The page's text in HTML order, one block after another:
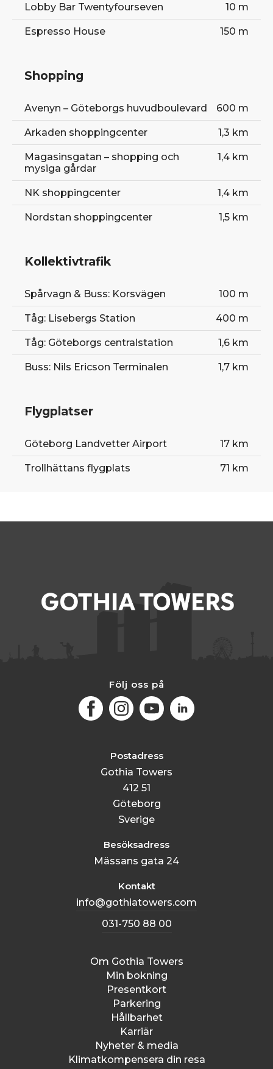
Lobby Bar Twentyfourseven 10 m
Espresso House 150 m
Shopping
Avenyn – Göteborgs huvudboulevard 600 m
Arkaden shoppingcenter 1,3 km
Magasinsgatan – shopping och
mysiga gårdar
1,4 km
NK shoppingcenter 1,4 km
Nordstan shoppingcenter 1,5 km
Kollektivtrafik
Spårvagn & Buss: Korsvägen 100 m
Tåg: Lisebergs Station 400 m
Tåg: Göteborgs centralstation 1,6 km
Buss: Nils Ericson Terminalen 1,7 km
Flygplatser
Göteborg Landvetter Airport 17 km
Trollhättans flygplats 71 km
Följ oss på
FacebookInstagramYoutubeLinkedIn
Postadress
Gothia Towers
412 51
Göteborg
Sverige
Besöksadress
Mässans gata 24
Kontakt
info@gothiatowers.com
031-750 88 00
Om Gothia Towers
Min bokning
Presentkort
Parkering
Hållbarhet
Karriär
Nyheter & media
Klimatkompensera din resa